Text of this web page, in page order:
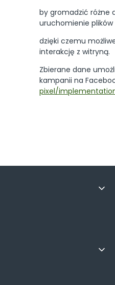
by gromadzić różne
uruchomienie plików
dzięki czemu
interakcję z witryną.
Zbierane dane
kampanii na
pixel/